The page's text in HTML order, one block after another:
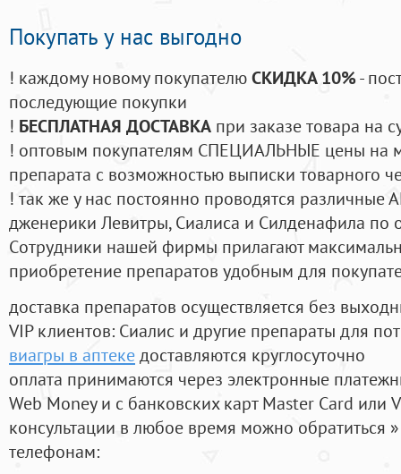
Покупать у нас выгодно
! каждому новому покупателюСКИДКА 10%-
последующие покупки
! БЕСПЛАТНАЯ ДОСТАВКА при заказе товара на
! оптовым покупателям СПЕЦИАЛЬНЫЕ цены на
препарата с возможностью выписки товарного
! так же у нас постоянно проводятся
дженерики Левитры, Сиалиса и Силденафила по
Cотрудники нашей фирмы прилагают
приобретение препаратов удобным для
доставка препаратов осуществляется без
VIP клиентов: Сиалис и другие препараты для
виагры в аптекедоставляются круглосуточно
оплата принимаются через электронные
Web Money и с банковских карт Master Card или
консультации в любое время можно обратиться
телефонам: